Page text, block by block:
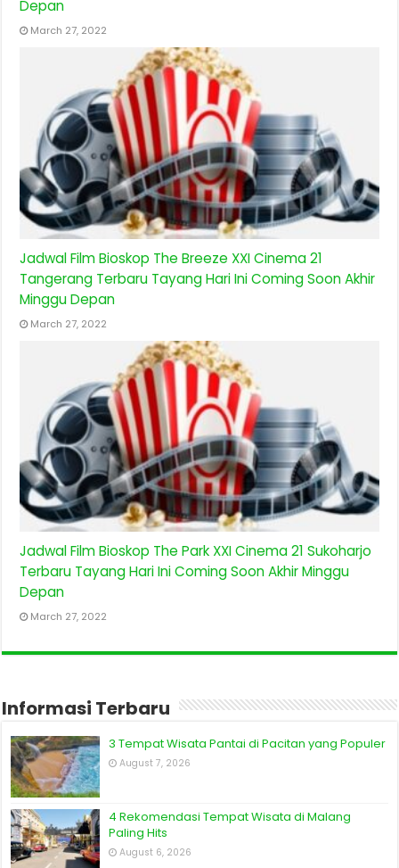
Depan
March 27, 2022
Jadwal Film Bioskop The Breeze XXI Cinema 21
Tangerang Terbaru Tayang Hari Ini Coming Soon Akhir
Minggu Depan
March 27, 2022
Jadwal Film Bioskop The Park XXI Cinema 21 Sukoharjo
Terbaru Tayang Hari Ini Coming Soon Akhir Minggu
Depan
March 27, 2022
Informasi Terbaru
3 Tempat Wisata Pantai di Pacitan yang Populer
August 7, 2026
4 Rekomendasi Tempat Wisata di Malang
Paling Hits
August 6, 2026